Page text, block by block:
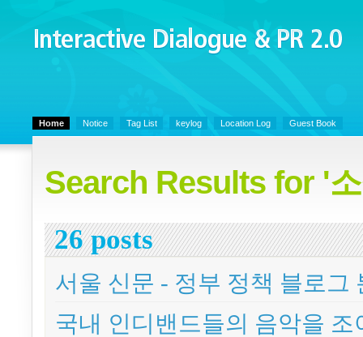
Interactive Dialogue &
PR 2.0
Home Notice Tag List keylog Location Log Guest Book
Search Results for '
26 posts
서울 신문 - 정부 정책 블로그
국내 인디밴드들의 음악을